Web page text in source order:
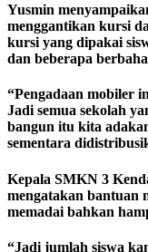
Yusmin
menggantikan kursi
kursi yang dipakai
dan beberapa
“Pengadaan mobiler
Jadi semua sekolah
bangun itu kita
sementara
Kepala SMKN 3
mengatakan bantuan
memadai bahkan
“Jadi jumlah siswa